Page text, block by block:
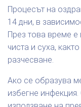
Процесът на
14 дни, в
През това време
чиста и суха,
разчесване.
Ако се образува
избегне